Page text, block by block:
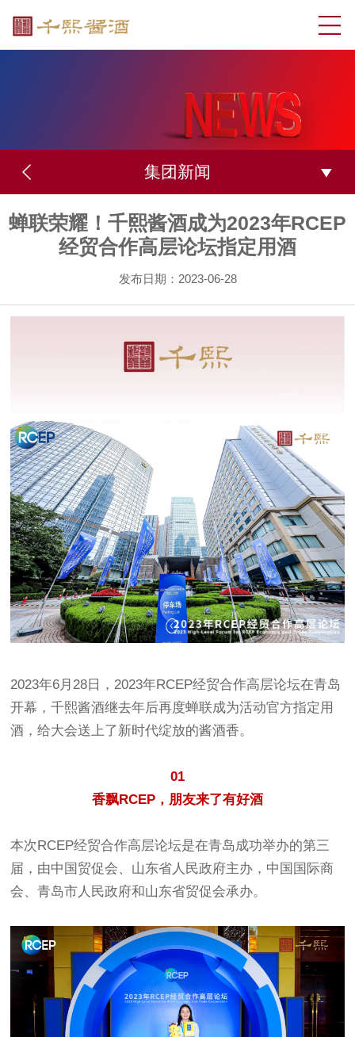
集团新闻
蝉联荣耀！千熙酱酒成为2023年RCEP
经贸合作高层论坛指定用酒
发布日期：2023-06-28
2023年6月28日，2023年RCEP经贸合作高层论坛在青岛
开幕，千熙酱酒继去年后再度蝉联成为活动官方指定用
酒，给大会送上了新时代绽放的酱酒香。
01
香飘RCEP，朋友来了有好酒
本次RCEP经贸合作高层论坛是在青岛成功举办的第三
届，由中国贸促会、山东省人民政府主办，中国国际商
会、青岛市人民政府和山东省贸促会承办。